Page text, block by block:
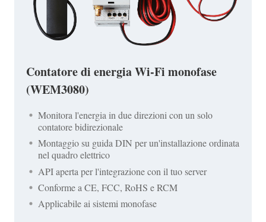
Contatore di energia Wi-Fi monofase
(WEM3080)
Monitora l'energia in due direzioni con un solo
contatore bidirezionale
Montaggio su guida DIN per un'installazione ordinata
nel quadro elettrico
API aperta per l'integrazione con il tuo server
Conforme a CE, FCC, RoHS e RCM
Applicabile ai sistemi monofase